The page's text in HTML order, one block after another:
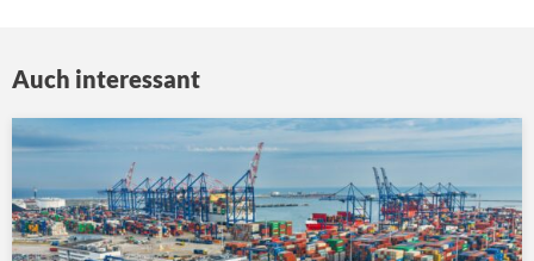
Auch interessant